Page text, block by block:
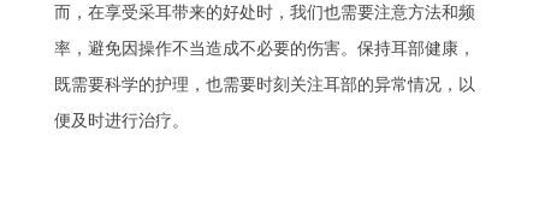
而，在享受采耳带来的好处时，我们也需要注意方法和频
率，避免因操作不当造成不必要的伤害。保持耳部健康，
既需要科学的护理，也需要时刻关注耳部的异常情况，以
便及时进行治疗。